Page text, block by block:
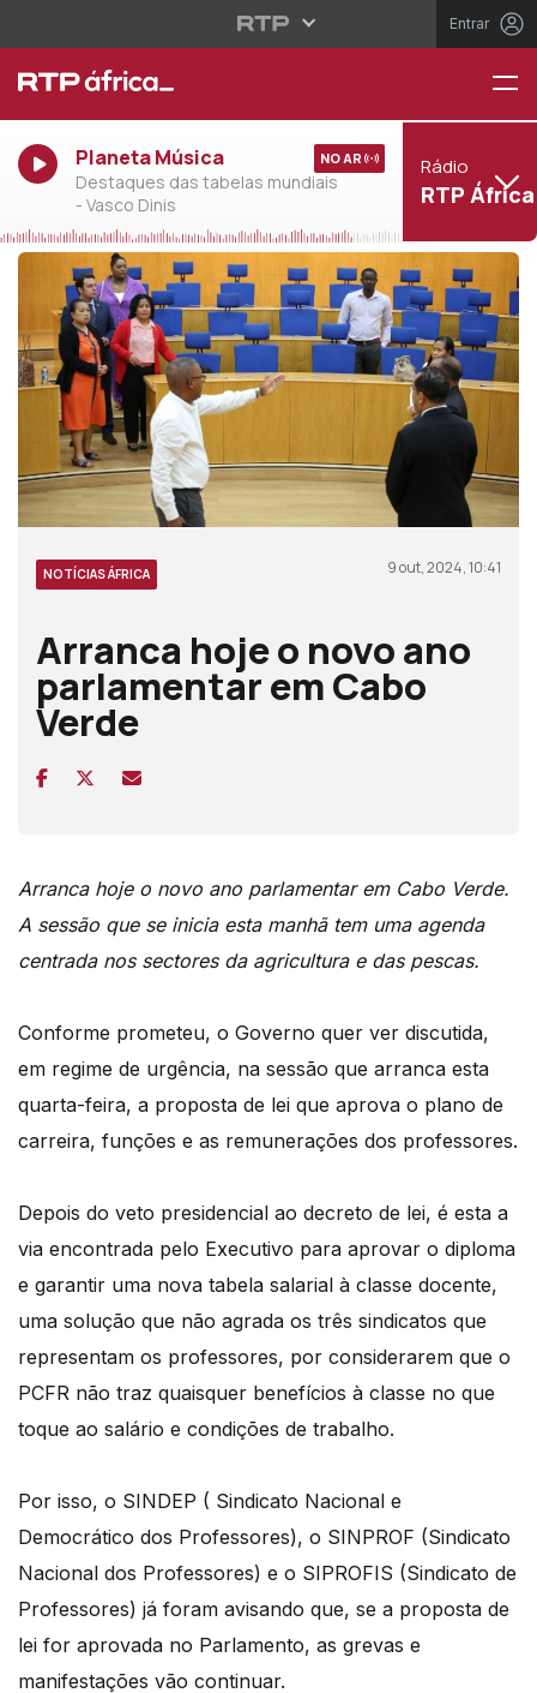
Entrar
Planeta Música
Destaques das tabelas mundiais
- Vasco Dinis
NO AR Rádio
RTP África
NOTÍCIAS ÁFRICA 9 out, 2024, 10:41
Arranca hoje o novo ano
parlamentar em Cabo
Verde
Arranca hoje o novo ano parlamentar em Cabo Verde.
A sessão que se inicia esta manhã tem uma agenda
centrada nos sectores da agricultura e das pescas.
Conforme prometeu, o Governo quer ver discutida,
em regime de urgência, na sessão que arranca esta
quarta-feira, a proposta de lei que aprova o plano de
carreira, funções e as remunerações dos professores.
Depois do veto presidencial ao decreto de lei, é esta a
via encontrada pelo Executivo para aprovar o diploma
e garantir uma nova tabela salarial à classe docente,
uma solução que não agrada os três sindicatos que
representam os professores, por considerarem que o
PCFR não traz quaisquer benefícios à classe no que
toque ao salário e condições de trabalho.
Por isso, o SINDEP ( Sindicato Nacional e
Democrático dos Professores), o SINPROF (Sindicato
Nacional dos Professores) e o SIPROFIS (Sindicato de
Professores) já foram avisando que, se a proposta de
lei for aprovada no Parlamento, as grevas e
manifestações vão continuar.